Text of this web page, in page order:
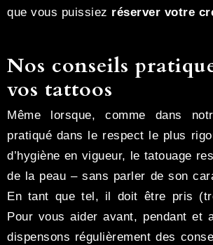
que vous puissiez réserver votre
Nos conseils
vos tattoos
Même lorsque, comme dans
pratiqué dans le respect le plus
d’hygiène en vigueur, le tatouage
de la peau – sans parler de son
En tant que tel, il doit être pris
Pour vous aider avant, pendant et
dispensons régulièrement des